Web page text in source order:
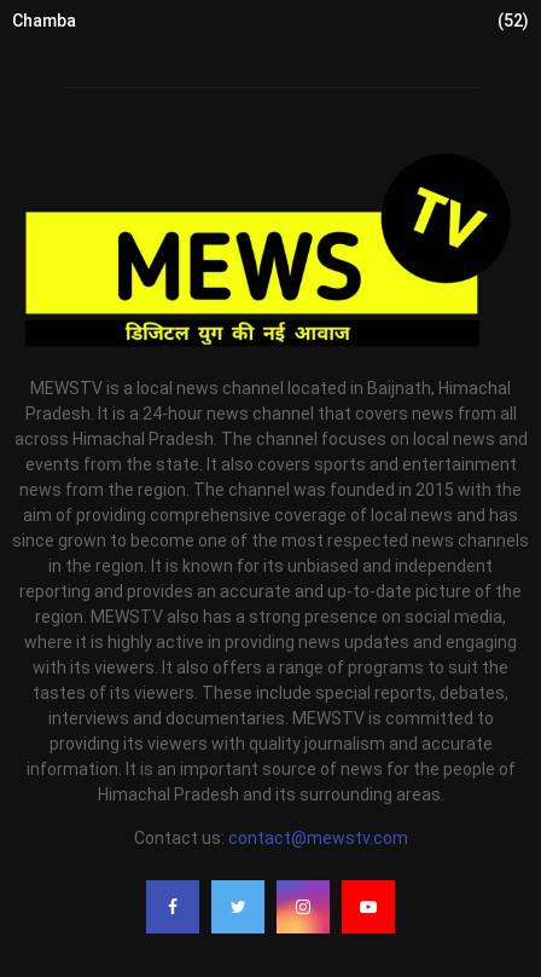
Chamba
(52)
MEWSTV is a local news channel located in Baijnath, Himachal
Pradesh. It is a 24-hour news channel that covers news from all
across Himachal Pradesh. The channel focuses on local news and
events from the state. It also covers sports and entertainment
news from the region. The channel was founded in 2015 with the
aim of providing comprehensive coverage of local news and has
since grown to become one of the most respected news channels
in the region. It is known for its unbiased and independent
reporting and provides an accurate and up-to-date picture of the
region. MEWSTV also has a strong presence on social media,
where it is highly active in providing news updates and engaging
with its viewers. It also offers a range of programs to suit the
tastes of its viewers. These include special reports, debates,
interviews and documentaries. MEWSTV is committed to
providing its viewers with quality journalism and accurate
information. It is an important source of news for the people of
Himachal Pradesh and its surrounding areas.
Contact us: contact@mewstv.com